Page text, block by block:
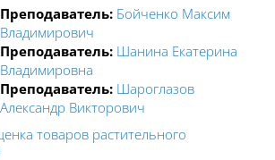
Преподаватель: Бойченко Максим
Владимирович
Преподаватель: Шанина Екатерина
Владимировна
Преподаватель: Шароглазов
Александр Викторович
товаров растительного